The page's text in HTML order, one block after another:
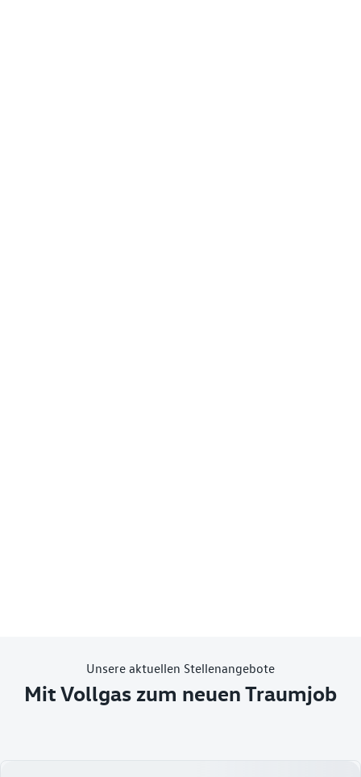
Unsere aktuellen Stellenangebote
Mit Vollgas zum neuen Traumjob